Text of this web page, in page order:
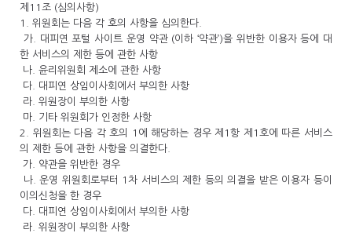
제11조 (심의사항)
1. 위원회는 다음 각 호의 사항을 심의한다.
가. 대피연 포털 사이트 운영 약관 (이하 ‘약관’)을 위반한 이용자 등에 대
한 서비스의 제한 등에 관한 사항
나. 윤리위원회 제소에 관한 사항
다. 대피연 상임이사회에서 부의한 사항
라. 위원장이 부의한 사항
마. 기타 위원회가 인정한 사항
2. 위원회는 다음 각 호의 1에 해당하는 경우 제1항 제1호에 따른 서비스
의 제한 등에 관한 사항을 의결한다.
가. 약관을 위반한 경우
나. 운영 위원회로부터 1차 서비스의 제한 등의 의결을 받은 이용자 등이
이의신청을 한 경우
다. 대피연 상임이사회에서 부의한 사항
라. 위원장이 부의한 사항